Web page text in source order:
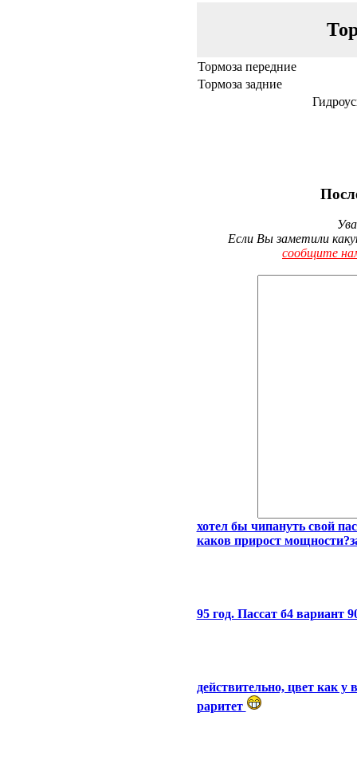
Тормоза передние
Тормоза задние
Если Вы заметили
сообщите
хотел бы чипануть свой
каков прирост
95 год. Пассат б4 вариант
действительно, цвет как
раритет